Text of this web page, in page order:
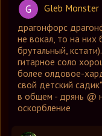
G
Gleb Monster
драгонфорс
не вокал, то на них
брутальный, кстати).
гитарное соло
более олдовое-
свой детский садик".
в общем - дрянь @
оскорбление